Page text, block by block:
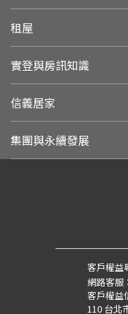
租屋
實登與房訊知識
信義居家
集團與永續發展
客戶權益
網路客服：
客戶權益
110 台北